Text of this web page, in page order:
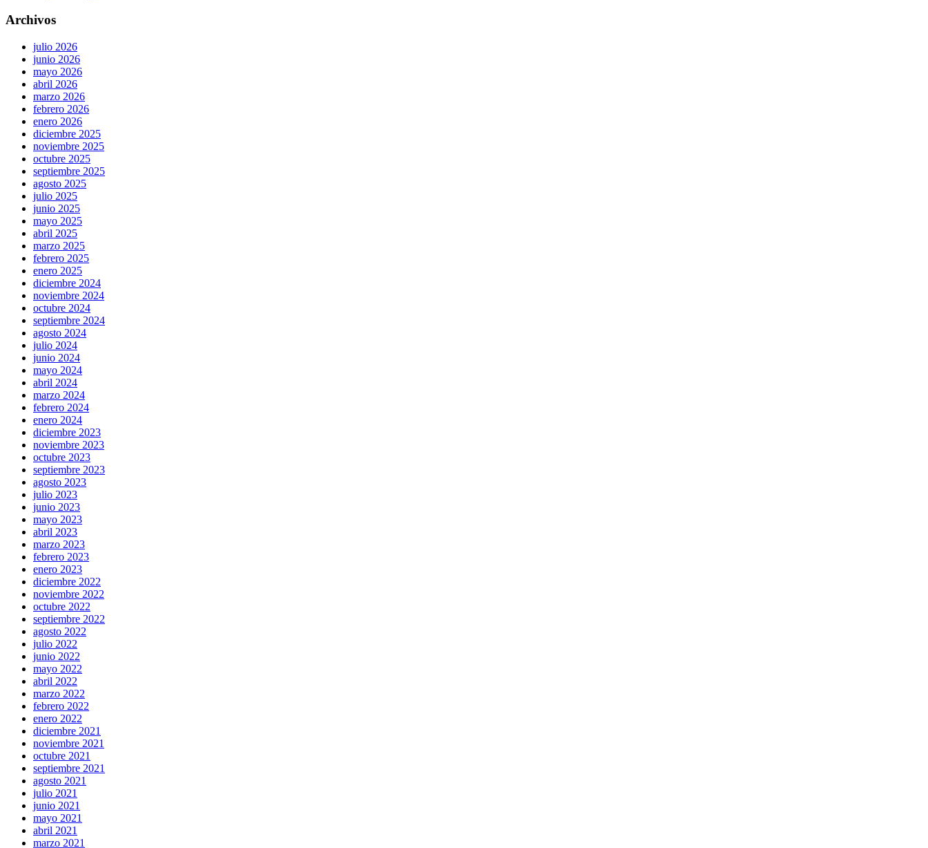
Archivos
julio 2026
junio 2026
mayo 2026
abril 2026
marzo 2026
febrero 2026
enero 2026
diciembre 2025
noviembre 2025
octubre 2025
septiembre 2025
agosto 2025
julio 2025
junio 2025
mayo 2025
abril 2025
marzo 2025
febrero 2025
enero 2025
diciembre 2024
noviembre 2024
octubre 2024
septiembre 2024
agosto 2024
julio 2024
junio 2024
mayo 2024
abril 2024
marzo 2024
febrero 2024
enero 2024
diciembre 2023
noviembre 2023
octubre 2023
septiembre 2023
agosto 2023
julio 2023
junio 2023
mayo 2023
abril 2023
marzo 2023
febrero 2023
enero 2023
diciembre 2022
noviembre 2022
octubre 2022
septiembre 2022
agosto 2022
julio 2022
junio 2022
mayo 2022
abril 2022
marzo 2022
febrero 2022
enero 2022
diciembre 2021
noviembre 2021
octubre 2021
septiembre 2021
agosto 2021
julio 2021
junio 2021
mayo 2021
abril 2021
marzo 2021